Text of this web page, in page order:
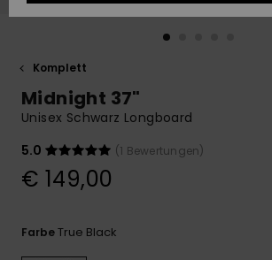
Frage zu
erhalten.
Finden Sie
die häufigsten
Fragen sowie
WUNSCHLISTE
Komplett
Midnight 37"
Unisex Schwarz Longboard
5.0
(1 Bewertungen)
€ 149,00
FarbeTrue Black